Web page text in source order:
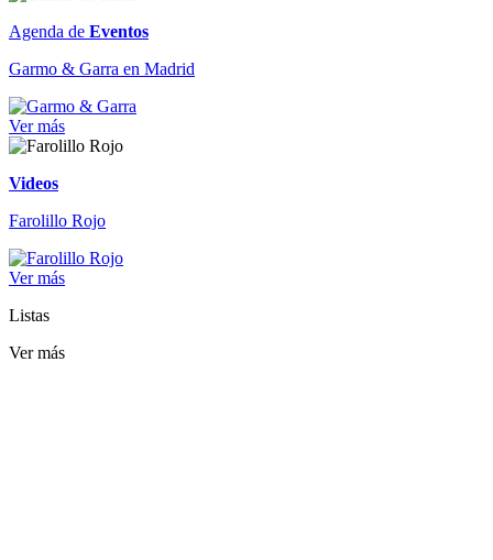
Agenda de Eventos
Garmo & Garra en Madrid
Ver más
Videos
Farolillo Rojo
Ver más
Listas
Ver más